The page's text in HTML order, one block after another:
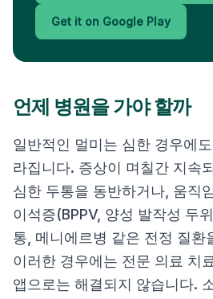
Get it on Google Play
언제 병원을 가야 할까
일반적인 멀미는 심한 경우에
라집니다. 증상이 며칠간 지속
심한 두통을 동반하거나, 움직
이석증(BPPV, 양성 발작성 두
통, 메니에르병 같은 전정 질환
이러한 경우에는 전문 의료 치
앱으로는 해결되지 않습니다.